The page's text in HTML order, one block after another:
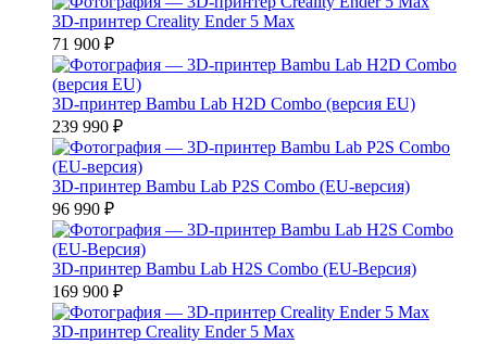
3D-принтер Creality Ender 5 Max
71 900 ₽
3D-принтер Bambu Lab H2D Combo (версия EU)
239 990 ₽
3D-принтер Bambu Lab P2S Combo (EU-версия)
96 990 ₽
3D-принтер Bambu Lab H2S Combo (EU-Версия)
169 900 ₽
3D-принтер Creality Ender 5 Max